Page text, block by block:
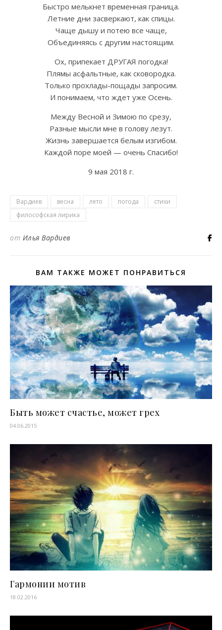
Быстро мелькнет временная граница.
Летние дни засверкают, как спицы.
Чаще дышу и потею все чаще,
Объединяясь с другим настоящим.
Ох, припекает ДРУГАЯ погодка!
Плямы асфальтные, как сковородка.
Только прохлады-пощады запросим.
И понимаем, что ждет уже Осень.
Между Весной и Зимою по срезу,
Разные мысли мне в голову лезут.
Жизнь завершается белым изгибом.
Каждой поре моей — очень Спасибо!
9 мая 2018 г.
Вардиев весна лето погода
стихи
философская лирика
от Илья Вардиев
ВАМ ТАКЖЕ МОЖЕТ ПОНРАВИТЬСЯ
Быть может счастье, может грех
04.06.2015
Гармонии мотив
18.02.2016